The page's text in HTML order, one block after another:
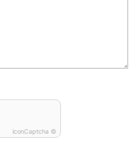
IconCaptcha ©